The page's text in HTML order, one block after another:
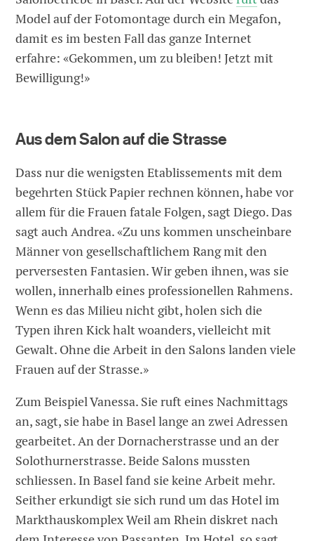
Model auf der Fotomontage durch ein Megafon,
damit es im besten Fall das ganze Internet
erfahre: «Gekommen, um zu bleiben! Jetzt mit
Bewilligung!»
Aus dem Salon auf die Strasse
Dass nur die wenigsten Etablissements mit dem
begehrten Stück Papier rechnen können, habe vor
allem für die Frauen fatale Folgen, sagt Diego. Das
sagt auch Andrea. «Zu uns kommen unscheinbare
Männer von gesellschaftlichem Rang mit den
perversesten Fantasien. Wir geben ihnen, was sie
wollen, innerhalb eines professionellen Rahmens.
Wenn es das Milieu nicht gibt, holen sich die
Typen ihren Kick halt woanders, vielleicht mit
Gewalt. Ohne die Arbeit in den Salons landen viele
Frauen auf der Strasse.»
Zum Beispiel Vanessa. Sie ruft eines Nachmittags
an, sagt, sie habe in Basel lange an zwei Adressen
gearbeitet. An der Dornacherstrasse und an der
Solothurnerstrasse. Beide Salons mussten
schliessen. In Basel fand sie keine Arbeit mehr.
Seither erkundigt sie sich rund um das Hotel im
Markthauskomplex Weil am Rhein diskret nach